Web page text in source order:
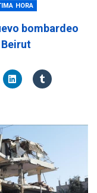
HORA
bombardeo